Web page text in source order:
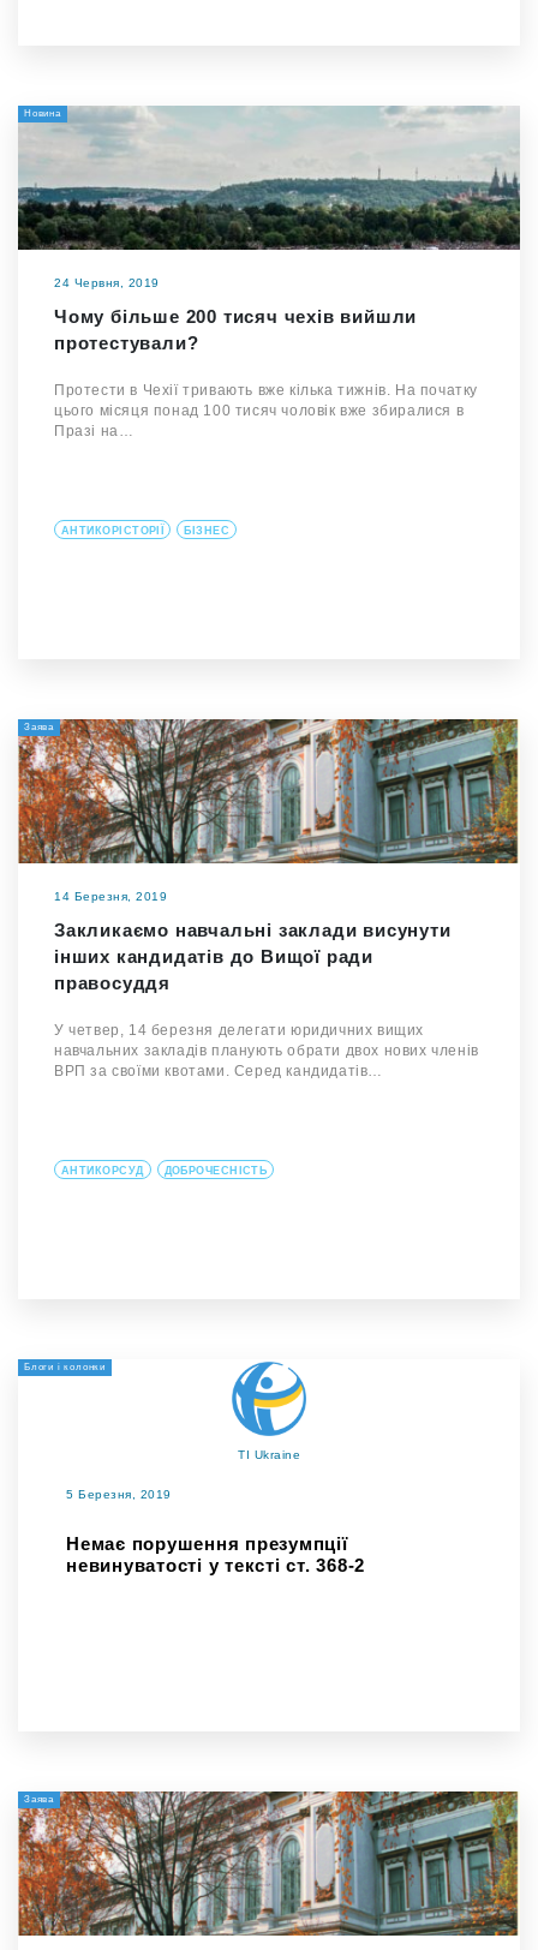
Новина
24 Червня, 2019
Чому більше 200 тисяч чехів вийшли
протестували?
Протести в Чехії тривають вже кілька тижнів. На початку
цього місяця понад 100 тисяч чоловік вже збиралися в
Празі на…
АНТИКОРІСТОРІЇ БІЗНЕС
Заява
14 Березня, 2019
Закликаємо навчальні заклади висунути
інших кандидатів до Вищої ради
правосуддя
У четвер, 14 березня делегати юридичних вищих
навчальних закладів планують обрати двох нових членів
ВРП за своїми квотами. Серед кандидатів…
АНТИКОРСУД ДОБРОЧЕСНІСТЬ
Блоги і колонки
TI Ukraine
5 Березня, 2019
Немає порушення презумпції
невинуватості у тексті ст. 368-2
Заява